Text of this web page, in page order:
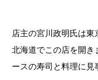
店主の宮川政明氏は
北海道でこの店を開き
ースの寿司と料理に見